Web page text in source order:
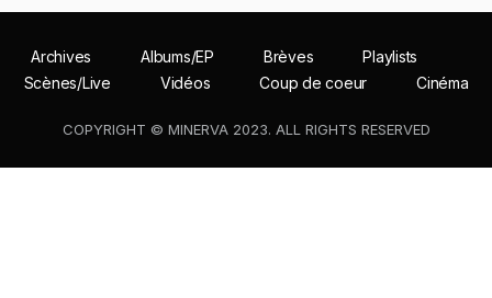
Archives Albums/EP Brèves
Playlists
Scènes/Live
Vidéos Coup de coeur Cinéma
COPYRIGHT © MINERVA 2023. ALL RIGHTS RESERVED